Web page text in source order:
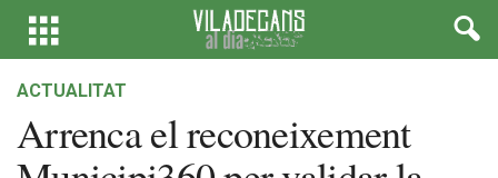
ACTUALITAT
Arrenca el reconeixement